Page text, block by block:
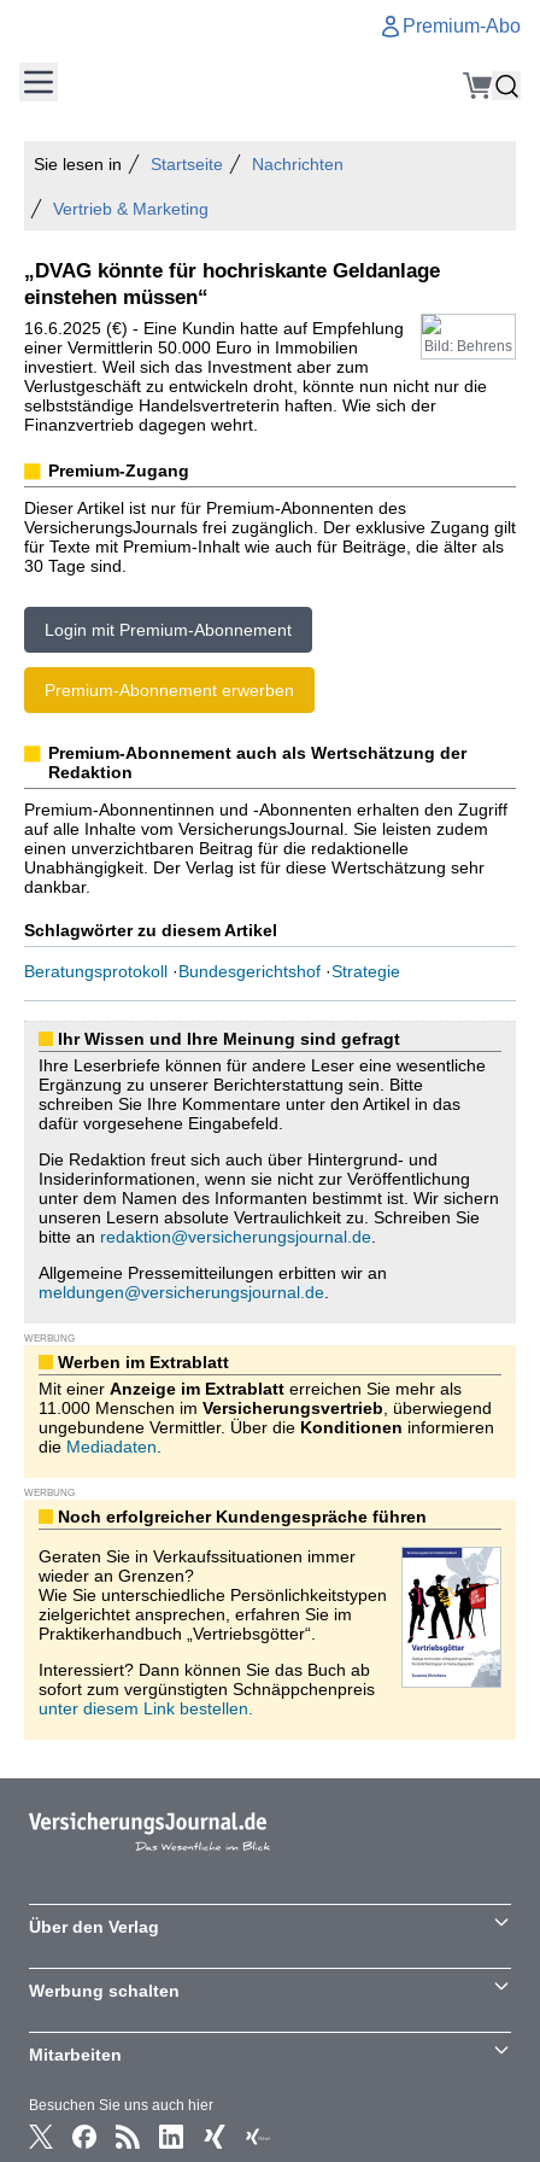
Premium-Abo
Sie lesen in Startseite Nachrichten
Vertrieb & Marketing
„DVAG könnte für hochriskante Geldanlage
einstehen müssen“
Bild: Behrens
16.6.2025 (€) - Eine Kundin hatte auf Empfehlung
einer Vermittlerin 50.000 Euro in Immobilien
investiert. Weil sich das Investment aber zum
Verlustgeschäft zu entwickeln droht, könnte nun nicht nur die
selbstständige Handelsvertreterin haften. Wie sich der
Finanzvertrieb dagegen wehrt.
Premium-Zugang
Dieser Artikel ist nur für Premium-Abonnenten des
VersicherungsJournals frei zugänglich. Der exklusive Zugang gilt
für Texte mit Premium-Inhalt wie auch für Beiträge, die älter als
30 Tage sind.
Login mit Premium-Abonnement
Premium-Abonnement erwerben
Premium-Abonnement auch als Wertschätzung der
Redaktion
Premium-Abonnentinnen und -Abonnenten erhalten den Zugriff
auf alle Inhalte vom VersicherungsJournal. Sie leisten zudem
einen unverzichtbaren Beitrag für die redaktionelle
Unabhängigkeit. Der Verlag ist für diese Wertschätzung sehr
dankbar.
Schlagwörter zu diesem Artikel
Beratungsprotokoll ·Bundesgerichtshof ·Strategie
Ihr Wissen und Ihre Meinung sind gefragt
Ihre Leserbriefe können für andere Leser eine wesentliche
Ergänzung zu unserer Berichterstattung sein. Bitte
schreiben Sie Ihre Kommentare unter den Artikel in das
dafür vorgesehene Eingabefeld.
Die Redaktion freut sich auch über Hintergrund- und
Insiderinformationen, wenn sie nicht zur Veröffentlichung
unter dem Namen des Informanten bestimmt ist. Wir sichern
unseren Lesern absolute Vertraulichkeit zu. Schreiben Sie
bitte an redaktion@versicherungsjournal.de
Allgemeine Pressemitteilungen erbitten wir an
meldungen@versicherungsjournal.de
WERBUNG
Werben im Extrablatt
Mit einer Anzeige im Extrablatt erreichen Sie mehr als
11.000 Menschen im Versicherungsvertrieb , überwiegend
ungebundene Vermittler. Über die Konditionen informieren
die Mediadaten
WERBUNG
Noch erfolgreicher Kundengespräche führen
Geraten Sie in Verkaufssituationen immer
wieder an Grenzen?
Wie Sie unterschiedliche Persönlichkeitstypen
zielgerichtet ansprechen, erfahren Sie im
Praktikerhandbuch „Vertriebsgötter“.
Interessiert? Dann können Sie das Buch ab
sofort zum vergünstigten Schnäppchenpreis
unter diesem Link bestellen.
Besuchen Sie uns auch hier
Über den Verlag
Werbung schalten
Mitarbeiten